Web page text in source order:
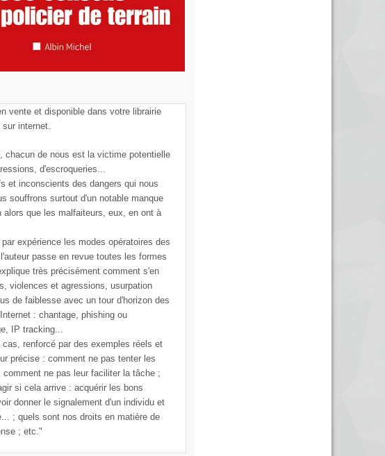
vente et disponible dans votre librairie
internet.
chacun de nous est la victime potentielle
d'escroqueries...
et inconscients des dangers qui nous
souffrons surtout d'un notable manque
alors que les malfaiteurs, eux, en ont à
expérience les modes opératoires des
passe en revue toutes les formes
très précisément comment s'en
violences et agressions, usurpation
de faiblesse avec un tour d'horizon des
: chantage, phishing ou
IP tracking...
cas, renforcé par des exemples réels et
précise : comment ne pas tenter les
comment ne pas leur faciliter la tâche ;
si cela arrive : acquérir les bons
donner le signalement d'un individu et
; quels sont nos droits en matière de
; etc."